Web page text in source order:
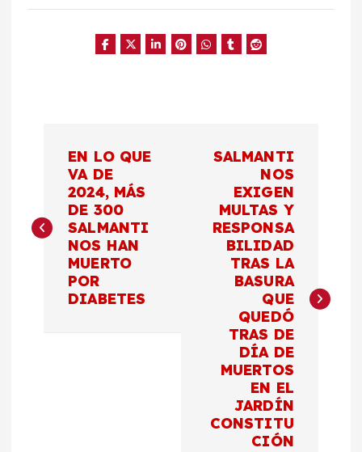
v
EN LO QUE
VA DE
2024, MÁS
DE 300
SALMANTI
NOS HAN
MUERTO
POR
DIABETES
SALMANTI
NOS
EXIGEN
MULTAS Y
RESPONSA
BILIDAD
TRAS LA
BASURA
QUE
QUEDÓ
TRAS DE
DÍA DE
MUERTOS
EN EL
JARDÍN
CONSTITU
CIÓN